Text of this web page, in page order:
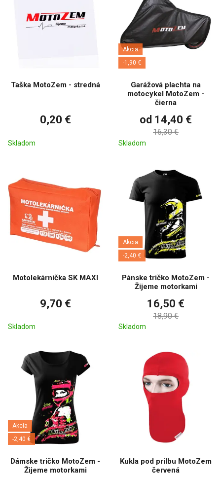
Taška MotoZem - stredná
0,20 €
Skladom
Akcia
-1,90 €
Garážová plachta na
motocykel MotoZem -
čierna
od 14,40 €
16,30 €
Skladom
Motolekárnička SK MAXI
9,70 €
Skladom
Akcia
-2,40 €
Pánske tričko MotoZem -
Žijeme motorkami
16,50 €
18,90 €
Skladom
Akcia
-2,40 €
Dámske tričko MotoZem -
Žijeme motorkami
Kukla pod prilbu MotoZem
červená